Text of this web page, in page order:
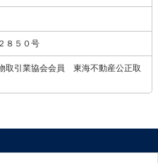
８５０号
取引業協会会員 東海不動産公正取